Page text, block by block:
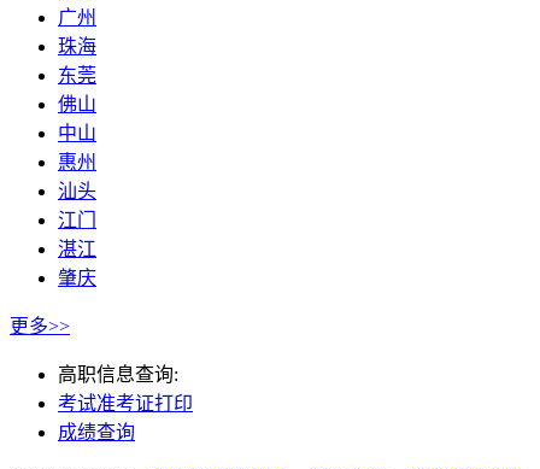
广州
珠海
东莞
佛山
中山
惠州
汕头
江门
湛江
肇庆
更多>>
高职信息查询:
考试准考证打印
成绩查询